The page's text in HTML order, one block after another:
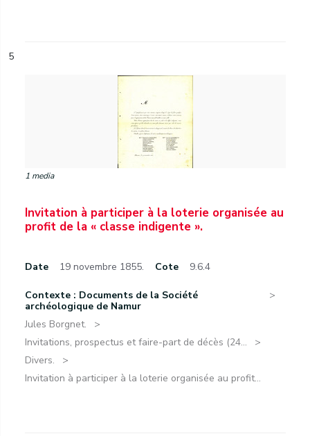
5
1 media
Invitation à participer à la loterie organisée au
profit de la « classe indigente ».
Date 19 novembre 1855. Cote 9.6.4
Contexte : Documents de la Société
archéologique de Namur
Jules Borgnet.
Invitations, prospectus et faire-part de décès (24...
Divers.
Invitation à participer à la loterie organisée au profit...